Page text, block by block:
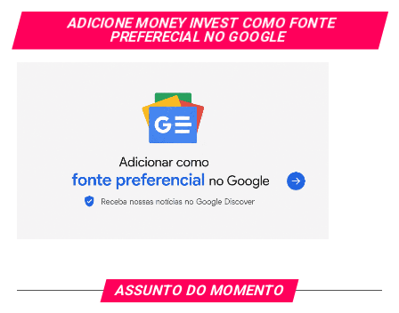
ADICIONE MONEY INVEST COMO FONTE
PREFERECIAL NO GOOGLE
ASSUNTO DO MOMENTO